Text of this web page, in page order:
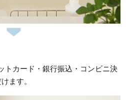
トカード・銀行振込・コンビニ決
ます。